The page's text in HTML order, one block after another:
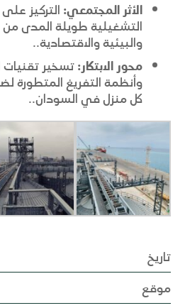
الأثر المجتمعي: التركيز
التشغيلية طويلة المدى من
والبيئية والاقتصادية..
محور الابتكار:تسخير تقنيات
وأنظمة التفريغ المتطورة
كل منزل في السودان..
تاريخ
موقع